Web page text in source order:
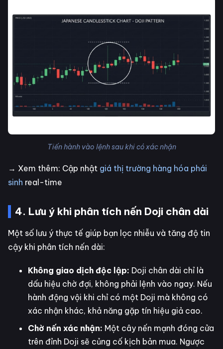
Tiến hành vào lệnh sau khi có xác nhận
→ Xem thêm: Cập nhật giá thị trường hàng hóa phái
sinh real-time
4. Lưu ý khi phân tích nến Doji chân dài
Một số lưu ý thực tế giúp bạn lọc nhiễu và tăng độ tin
cậy khi phân tích nến dài:
Không giao dịch độc lập: Doji chân dài chỉ là
dấu hiệu chờ đợi, không phải lệnh vào ngay. Nếu
hành động vội khi chỉ có một Doji mà không có
xác nhận khác, khả năng gặp tín hiệu giả cao.
Chờ nến xác nhận: Một cây nến mạnh đóng cửa
trên đỉnh Doji sẽ củng cố kịch bản mua. Ngược